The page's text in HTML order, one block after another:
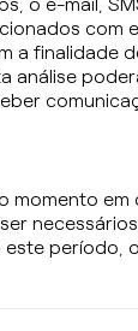
com
a finalidade
análise
momento em
este período,